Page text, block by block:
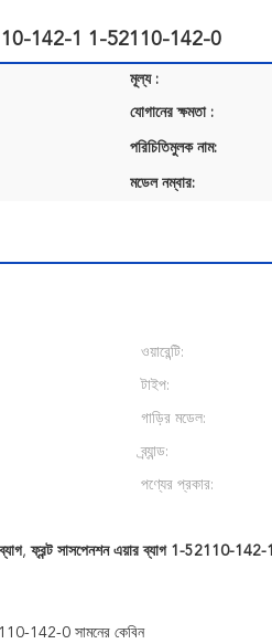
142-1 1-52110-142-0
মূল্য :
যোগানের ক্ষমতা :
পরিচিতিমুলক নাম:
মডেল নম্বার:
ওয়ারেন্টি:
টাইপ:
গাড়ির মডেল:
ব্র্যান্ড:
পণ্যের প্রকার:
,ফ্রন্ট সাসপেনশন এয়ার ব্যাগ 1-52110-142-1
142-0 সামনের কেবিন